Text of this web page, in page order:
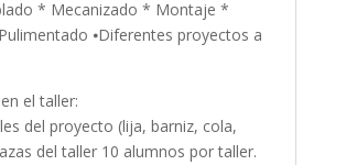
* Mecanizado * Montaje *
⦁Diferentes proyectos a
el taller:
del proyecto (lija, barniz, cola,
del taller 10 alumnos por taller.